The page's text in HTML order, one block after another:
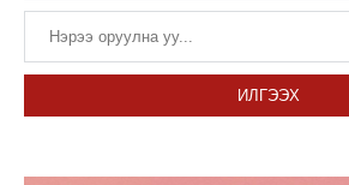
ИЛГЭЭХ